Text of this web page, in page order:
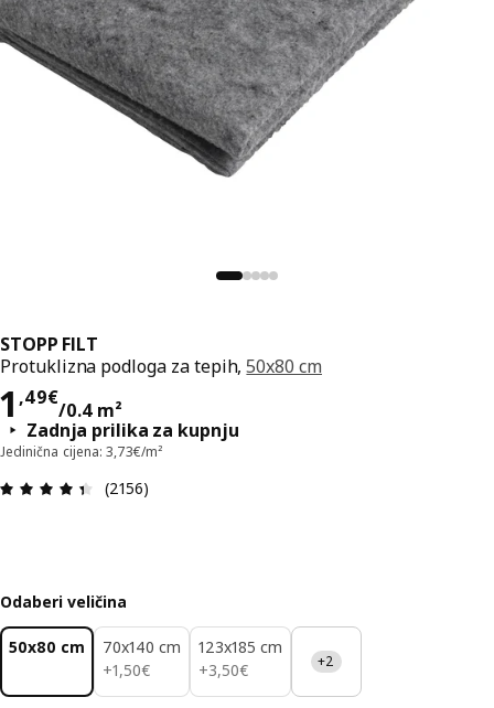
STOPP FILT
Protuklizna podloga za tepih,50x80 cm
1 ,49€
/0.4 m²
Cijena 1,49€/0.4 m²
Zadnja prilika za kupnju
Jedinična cijena: 3,73€/m²
Ocjena i recenzija: 4.4 od 5 zvjezdica. Ukupno
(2156)
Odaberi veličina
50x80 cm
70x140 cm
+1,50€
1,50€
123x185 cm
+3,50€
3,50€ +2